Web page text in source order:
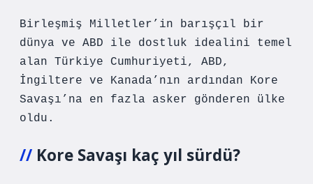
Birleşmiş Milletler’in barışçıl bir
dünya ve ABD ile dostluk idealini temel
alan Türkiye Cumhuriyeti, ABD,
İngiltere ve Kanada’nın ardından Kore
Savaşı’na en fazla asker gönderen ülke
oldu.
Kore Savaşı kaç yıl sürdü?